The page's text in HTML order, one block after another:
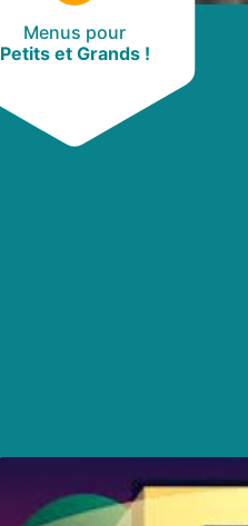
Menus pour
Petits et Grands !